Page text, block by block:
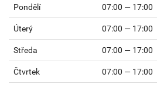
Pondělí 07:00 — 17:00
Úterý 07:00 — 17:00
Středa 07:00 — 17:00
Čtvrtek 07:00 — 17:00